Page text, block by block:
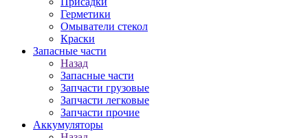
Герметики
Омыватели стекол
Краски
Запасные части
Назад
Запасные части
Запчасти грузовые
Запчасти легковые
Запчасти прочие
Аккумуляторы